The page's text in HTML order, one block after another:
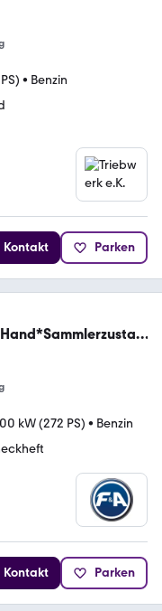
• Benzin
Kontakt Parken
kW (272 PS) • Benzin
Kontakt Parken